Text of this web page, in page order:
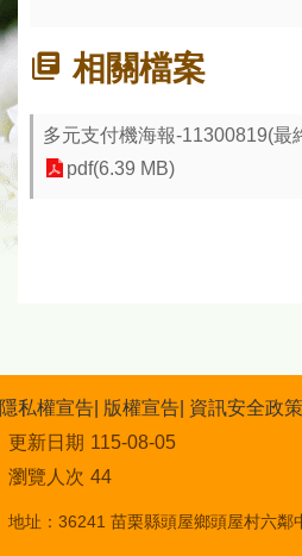
相關檔案
多元支付機海報-11300819(最
pdf(6.39 MB)
隱私權宣告 版權宣告 資訊安全政策
更新日期 115-08-05
瀏覽人次 44
地址：36241 苗栗縣頭屋鄉頭屋村六